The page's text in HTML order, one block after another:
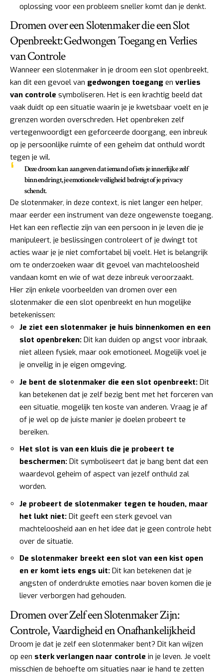
oplossing voor een probleem sneller komt dan je denkt.
Dromen over een Slotenmaker die een Slot
Openbreekt: Gedwongen Toegang en Verlies
van Controle
Wanneer een slotenmaker in je droom een slot openbreekt,
kan dit een gevoel van gedwongen toegang en verlies
van controle symboliseren. Het is een krachtig beeld dat
vaak duidt op een situatie waarin je je kwetsbaar voelt en je
grenzen worden overschreden. Het openbreken zelf
vertegenwoordigt een geforceerde doorgang, een inbreuk
op je persoonlijke ruimte of een geheim dat onthuld wordt
tegen je wil.
Deze droom kan aangeven dat iemand of iets je innerlijke zelf
binnendringt, je emotionele veiligheid bedreigt of je privacy
schendt.
De slotenmaker, in deze context, is niet langer een helper,
maar eerder een instrument van deze ongewenste toegang.
Het kan een reflectie zijn van een persoon in je leven die je
manipuleert, je beslissingen controleert of je dwingt tot
acties waar je je niet comfortabel bij voelt. Het is belangrijk
om te onderzoeken waar dit gevoel van machteloosheid
vandaan komt en wie of wat deze inbreuk veroorzaakt.
Hier zijn enkele voorbeelden van dromen over een
slotenmaker die een slot openbreekt en hun mogelijke
betekenissen:
Je ziet een slotenmaker je huis binnenkomen en een
slot openbreken: Dit kan duiden op angst voor inbraak,
niet alleen fysiek, maar ook emotioneel. Mogelijk voel je
je onveilig in je eigen omgeving.
Je bent de slotenmaker die een slot openbreekt: Dit
kan betekenen dat je zelf bezig bent met het forceren van
een situatie, mogelijk ten koste van anderen. Vraag je af
of je wel op de juiste manier je doelen probeert te
bereiken.
Het slot is van een kluis die je probeert te
beschermen: Dit symboliseert dat je bang bent dat een
waardevol geheim of aspect van jezelf onthuld zal
worden.
Je probeert de slotenmaker tegen te houden, maar
het lukt niet: Dit geeft een sterk gevoel van
machteloosheid aan en het idee dat je geen controle hebt
over de situatie.
De slotenmaker breekt een slot van een kist open
en er komt iets engs uit: Dit kan betekenen dat je
angsten of onderdrukte emoties naar boven komen die je
liever verborgen had gehouden.
Dromen over Zelf een Slotenmaker Zijn:
Controle, Vaardigheid en Onafhankelijkheid
Droom je dat je zelf een slotenmaker bent? Dit kan wijzen
op een sterk verlangen naar controle in je leven. Je voelt
misschien de behoefte om situaties naar je hand te zetten